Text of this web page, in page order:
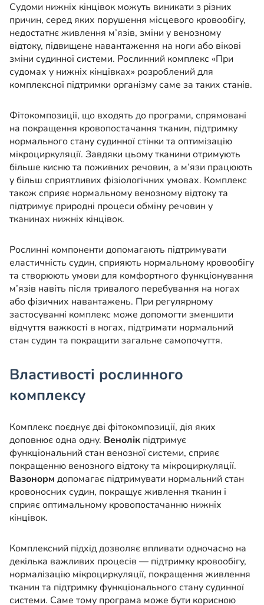
Судоми нижніх кінцівок можуть виникати з різних
причин, серед яких порушення місцевого кровообігу,
недостатнє живлення м’язів, зміни у венозному
відтоку, підвищене навантаження на ноги або вікові
зміни судинної системи. Рослинний комплекс «При
судомах у нижніх кінцівках» розроблений для
комплексної підтримки організму саме за таких станів.
Фітокомпозиції, що входять до програми, спрямовані
на покращення кровопостачання тканин, підтримку
нормального стану судинної стінки та оптимізацію
мікроциркуляції. Завдяки цьому тканини отримують
більше кисню та поживних речовин, а м’язи працюють
у більш сприятливих фізіологічних умовах. Комплекс
також сприяє нормальному венозному відтоку та
підтримує природні процеси обміну речовин у
тканинах нижніх кінцівок.
Рослинні компоненти допомагають підтримувати
еластичність судин, сприяють нормальному кровообігу
та створюють умови для комфортного функціонування
м’язів навіть після тривалого перебування на ногах
або фізичних навантажень. При регулярному
застосуванні комплекс може допомогти зменшити
відчуття важкості в ногах, підтримати нормальний
стан судин та покращити загальне самопочуття.
Властивості рослинного
комплексу
Комплекс поєднує дві фітокомпозиції, дія яких
доповнює одна одну. Венолік підтримує
функціональний стан венозної системи, сприяє
покращенню венозного відтоку та мікроциркуляції.
Вазонорм допомагає підтримувати нормальний стан
кровоносних судин, покращує живлення тканин і
сприяє оптимальному кровопостачанню нижніх
кінцівок.
Комплексний підхід дозволяє впливати одночасно на
декілька важливих процесів — підтримку кровообігу,
нормалізацію мікроциркуляції, покращення живлення
тканин та підтримку функціонального стану судинної
системи. Саме тому програма може бути корисною